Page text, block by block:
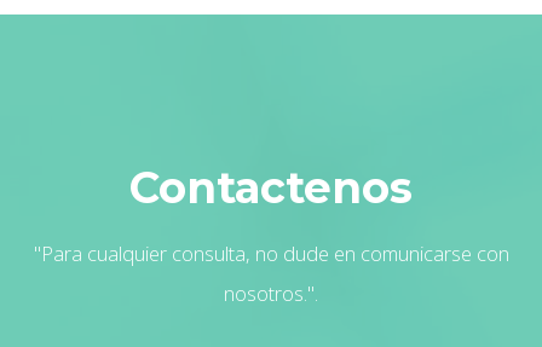
Contactenos
"Para cualquier consulta, no dude en comunicarse con
nosotros.".